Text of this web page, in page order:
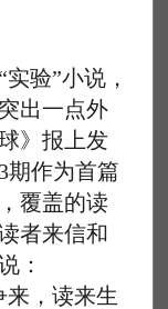
验”小说，
出一点外
》报上发
期作为首篇
覆盖的读
者来信和
：
，读来生